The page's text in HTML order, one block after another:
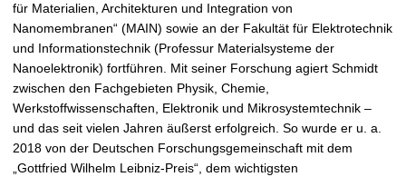
für Materialien, Architekturen und Integration von
Nanomembranen“ (MAIN) sowie an der Fakultät für Elektrotechnik
und Informationstechnik (Professur Materialsysteme der
Nanoelektronik) fortführen. Mit seiner Forschung agiert Schmidt
zwischen den Fachgebieten Physik, Chemie,
Werkstoffwissenschaften, Elektronik und Mikrosystemtechnik –
und das seit vielen Jahren äußerst erfolgreich. So wurde er u. a.
2018 von der Deutschen Forschungsgemeinschaft mit dem
„Gottfried Wilhelm Leibniz-Preis“, dem wichtigsten